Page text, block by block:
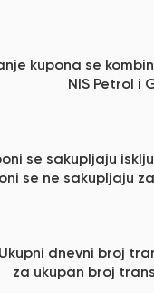
kupona se
NIS Petrol i
se sakupljaju
se ne sakupljaju
Ukupni dnevni broj
za ukupan broj